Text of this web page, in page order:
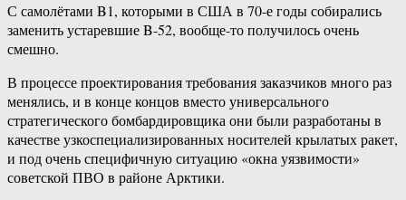
С самолётами B1, которыми в США в 70-е годы собирались
заменить устаревшие B-52, вообще-то получилось очень
смешно.
В процессе проектирования требования заказчиков много раз
менялись, и в конце концов вместо универсального
стратегического бомбардировщика они были разработаны в
качестве узкоспециализированных носителей крылатых ракет,
и под очень специфичную ситуацию «окна уязвимости»
советской ПВО в районе Арктики.